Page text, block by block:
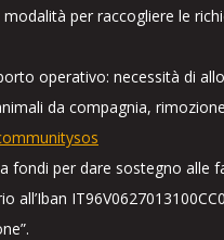
per raccogliere le
operativo: necessità di
da compagnia,
per dare sostegno alle
all’Iban